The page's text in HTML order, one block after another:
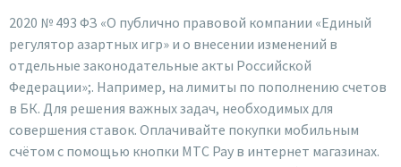
2020 № 493 ФЗ «О публично правовой компании «Единый
регулятор азартных игр» и о внесении изменений в
отдельные законодательные акты Российской
Федерации»;. Например, на лимиты по пополнению счетов
в БК. Для решения важных задач, необходимых для
совершения ставок. Оплачивайте покупки мобильным
счётом с помощью кнопки МТС Pay в интернет магазинах.